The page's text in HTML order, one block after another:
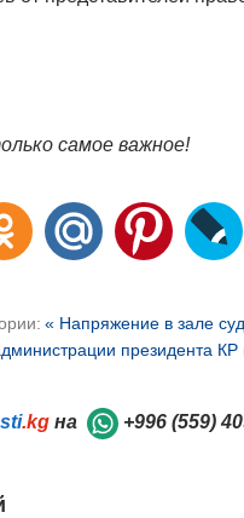
самое важное!
« Напряжение в зале
президента
.kg на +996 (559)